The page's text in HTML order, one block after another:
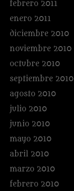
febrero 2011
enero 2011
diciembre 2010
noviembre 2010
octubre 2010
septiembre 2010
agosto 2010
julio 2010
junio 2010
mayo 2010
abril 2010
marzo 2010
febrero 2010